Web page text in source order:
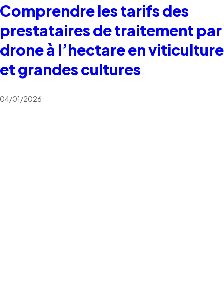
Comprendre les tarifs des
prestataires de traitement par
drone à l’hectare en viticulture
et grandes cultures
04/01/2026